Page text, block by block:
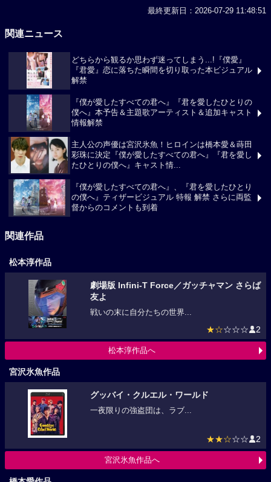
最終更新日：2026-07-29 11:48:51
関連ニュース
どちらから観るか思わず迷ってしまう...!『僕愛』
『君愛』恋に落ちた瞬間を切り取った本ビジュアル
解禁
『僕が愛したすべての君へ』『君を愛したひとりの
僕へ』本予告＆主題歌アーティスト＆追加キャスト
情報解禁
主人公の声優は宮沢氷魚！ヒロインは橋本愛＆蒔田
彩珠に決定『僕が愛したすべての君へ』『君を愛し
たひとりの僕へ』キャスト情...
『僕が愛したすべての君へ』、『君を愛したひとり
の僕へ』ティザービジュアル 特報 解禁 さらに両監
督からのコメントも到着
関連作品
松本淳作品
劇場版 Infini-T Force／ガッチャマン さらば
友よ
戦いの末に自分たちの世界...
★☆☆☆☆ 2
松本淳作品へ
宮沢氷魚作品
グッバイ・クルエル・ワールド
一夜限りの強盗団は、ラブ...
★★☆☆☆ 2
宮沢氷魚作品へ